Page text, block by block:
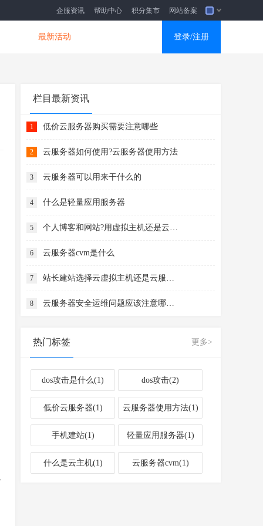
企服资讯 帮助中心 积分集市 网站备案
最新活动 登录/注册
栏目最新资讯
1 低价云服务器购买需要注意哪些
2 云服务器如何使用?云服务器使用方法
3 云服务器可以用来干什么的
4 什么是轻量应用服务器
5 个人博客和网站?用虚拟主机还是云服务器
6 云服务器cvm是什么
7 站长建站选择云虚拟主机还是云服务器
8 云服务器安全运维问题应该注意哪几点
热门标签 更多>
dos攻击是什么(1) dos攻击(2)
低价云服务器(1) 云服务器使用方法(1)
手机建站(1) 轻量应用服务器(1)
什么是云主机(1) 云服务器cvm(1)